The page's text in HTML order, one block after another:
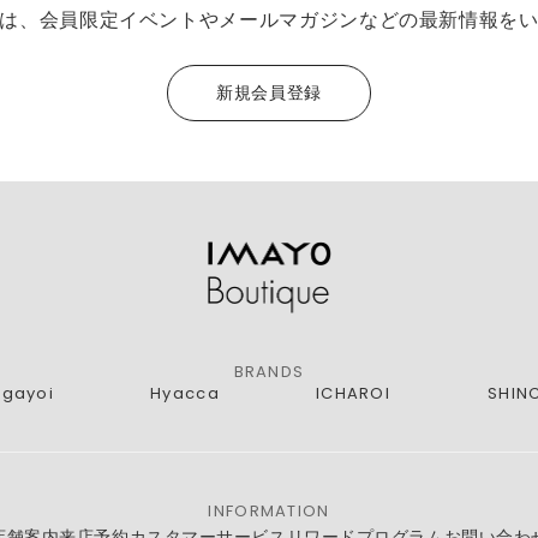
、会員限定イベントやメールマガジンなどの最新情報を
新規会員登録
BRANDS
Hyacca ICHAROI
INFORMATION